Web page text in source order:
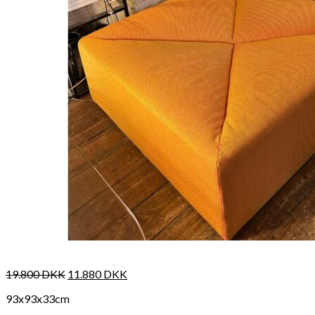
Tilføj til kurv 98
19.800DKK 11.880DKK
93x93x33cm